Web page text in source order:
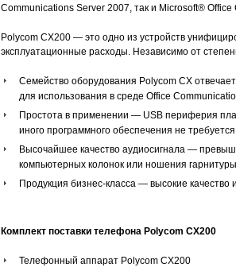
Communications Server 2007, так и Microsoft®
Polycom CX200 — это одно из устройств
эксплуатационные расходы. Независимо от
Семейство оборудования Polycom CX
для использования в среде Office
Простота в применении — USB периферия
иного программного обеспечения не требуется
Высочайшее качество аудиосигнала —
компьютерных колонок или ношения гарнитуры
Продукция бизнес-класса — высокие качество
Комплект поставки телефона Polycom CX200
Телефонный аппарат Polycom CX200